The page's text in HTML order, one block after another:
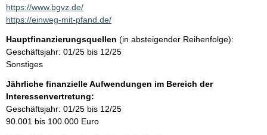
k
t
n
f
o
r
m
a
t
https://www.bgvz.de/
https://einweg-mit-pfand.de/
Hauptfinanzierungsquellen (in absteigender Reihenfolge):
Geschäftsjahr: 01/25 bis 12/25
Sonstiges
Jährliche finanzielle Aufwendungen im Bereich der
Interessenvertretung:
Geschäftsjahr: 01/25 bis 12/25
90.001 bis 100.000 Euro